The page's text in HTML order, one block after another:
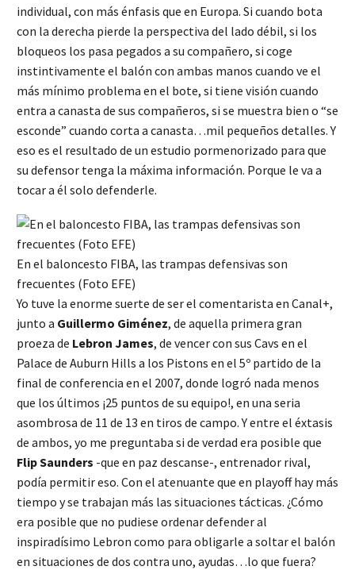
individual, con más énfasis que en Europa. Si cuando bota
con la derecha pierde la perspectiva del lado débil, si los
bloqueos los pasa pegados a su compañero, si coge
instintivamente el balón con ambas manos cuando ve el
más mínimo problema en el bote, si tiene visión cuando
entra a canasta de sus compañeros, si se muestra bien o “se
esconde” cuando corta a canasta…mil pequeños detalles. Y
eso es el resultado de un estudio pormenorizado para que
su defensor tenga la máxima información. Porque le va a
tocar a él solo defenderle.
En el baloncesto FIBA, las trampas defensivas son
frecuentes (Foto EFE)
Yo tuve la enorme suerte de ser el comentarista en Canal+,
junto a Guillermo Giménez, de aquella primera gran
proeza de Lebron James, de vencer con sus Cavs en el
Palace de Auburn Hills a los Pistons en el 5º partido de la
final de conferencia en el 2007, donde logró nada menos
que los últimos ¡25 puntos de su equipo!, en una seria
asombrosa de 11 de 13 en tiros de campo. Y entre el éxtasis
de ambos, yo me preguntaba si de verdad era posible que
FlipSaunders -que en paz descanse-, entrenador rival,
podía permitir eso. Con el atenuante que en playoff hay más
tiempo y se trabajan más las situaciones tácticas. ¿Cómo
era posible que no pudiese ordenar defender al
inspiradísimo Lebron como para obligarle a soltar el balón
en situaciones de dos contra uno, ayudas…lo que fuera?